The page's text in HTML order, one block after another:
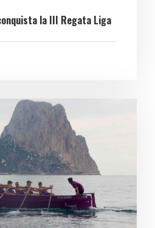
la III Regata Liga